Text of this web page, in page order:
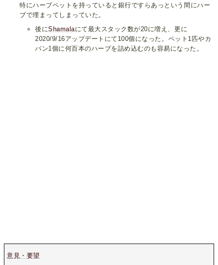
特にハーブペットを持っていると銀行ですらあっという間にハー
ブで埋まってしまっていた。
後にShamalaにて最大スタック数が20に増え、更に
2020/9/16アップデートにて100個になった。ペット1匹やカ
バン1個に何百本のハーブを詰め込むのも容易になった。
意見・要望